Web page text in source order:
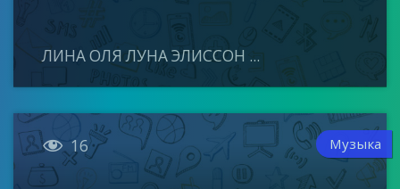
ЛИНА ОЛЯ ЛУНА ЭЛИССОН ...
 16 Музыка